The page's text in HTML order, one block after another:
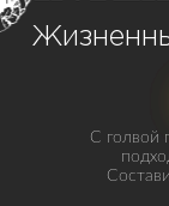
С голвой